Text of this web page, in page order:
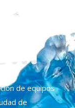
de equipos
de